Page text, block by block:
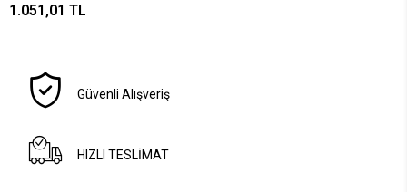
1.051,01 TL
Güvenli Alışveriş
HIZLI TESLİMAT